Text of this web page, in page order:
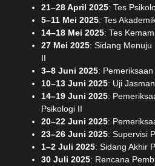
21–28 April 2025: Tes
5–11 Mei 2025: Tes
14–18 Mei 2025: Tes
27 Mei 2025: Sidang Menuju
II
3–8 Juni 2025:
10–13 Juni 2025: Uji
14–19 Juni 2025:
Psikologi II
20–22 Juni 2025:
23–26 Juni 2025: Supervisi
1–2 Juli 2025: Sidang Akhir
30 Juli 2025: Rencana